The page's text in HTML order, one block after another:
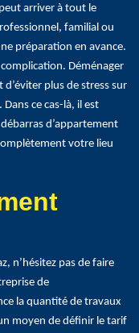
arriver à tout le
familial ou
préparation en avance.
Déménager
plus de stress sur
ce cas-là, il est
d’appartement
votre lieu
n’hésitez pas de faire
de
la quantité de travaux
moyen de définir le tarif